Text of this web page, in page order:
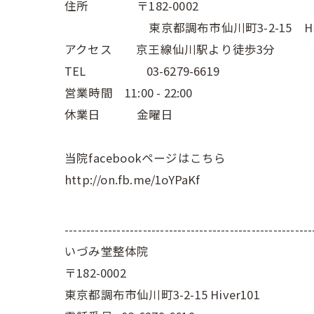
住所 〒182-0002
東京都調布市仙川町3-2-15
アクセス 京王線仙川駅より徒歩3分
TEL 03-6279-6619
営業時間 11:00 - 22:00
休業日 金曜日
当院facebookページはこちら
http://on.fb.me/1oYPaKf
いづみ堂整体院
〒182-0002
東京都調布市仙川町3-2-15 Hiver101